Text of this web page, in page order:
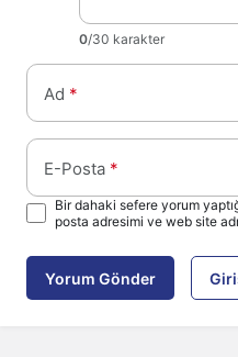
0/30 karakter
Ad *
E-Posta *
Bir dahaki sefere yorum
posta adresimi ve web site
Yorum Gönder